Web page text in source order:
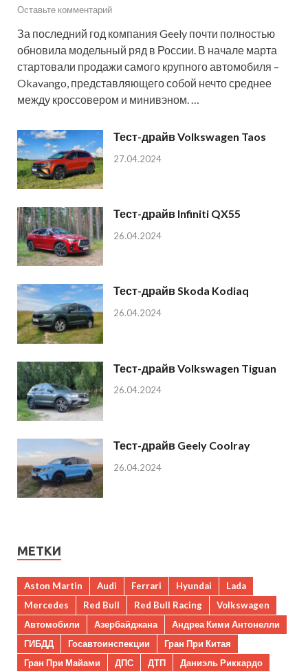
Оставьте комментарий
За последний год компания Geely почти полностью
обновила модельный ряд в России. В начале марта
стартовали продажи самого крупного автомобиля –
Okavango, представляющего собой нечто среднее
между кроссовером и минивэном. …
Тест-драйв Volkswagen Taos
27.04.2024
Тест-драйв Infiniti QX55
26.04.2024
Тест-драйв Skoda Kodiaq
26.04.2024
Тест-драйв Volkswagen Tiguan
26.04.2024
Тест-драйв Geely Coolray
26.04.2024
МЕТКИ
Aston Martin Audi Ferrari Hyundai
Lada
Mercedes
Red Bull Red Bull Racing
Volkswagen
Автомобили
Азербайджана
Андреа Кими Антонелли
ГИБДД
Госавтоинспекции
Гран При Китая
Гран При Майами
ДПС ДТП
Даниэль Риккардо